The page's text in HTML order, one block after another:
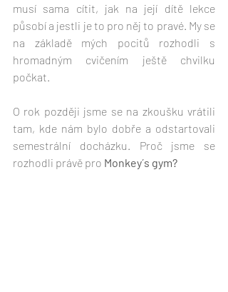
musí sama cítit, jak na její dítě lekce
působí a jestli je to pro něj to pravé. My se
na základě mých pocitů rozhodli s
hromadným cvičením ještě chvilku
počkat.
O rok později jsme se na zkoušku vrátili
tam, kde nám bylo dobře a odstartovali
semestrální docházku. Proč jsme se
rozhodli právě pro Monkey´s gym?